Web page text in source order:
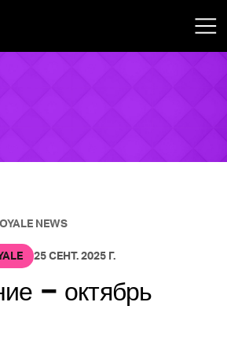
NEWS
25 СЕНТ. 2025 Г.
— октябрь